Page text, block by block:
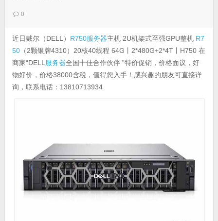
0
近日戴尔（DELL） R750服务器主机 2U机架式至强GPU整机 R7
50（2颗银牌4310）20核40线程 64G丨2*480G+2*4T丨H750 在
商家“DELL 服务器全国十佳合作伙伴 ”特价促销，价格面议，好
物好价，价格38000含税，值得您入手！感兴趣的朋友可直接详
询，联系电话：13810713934